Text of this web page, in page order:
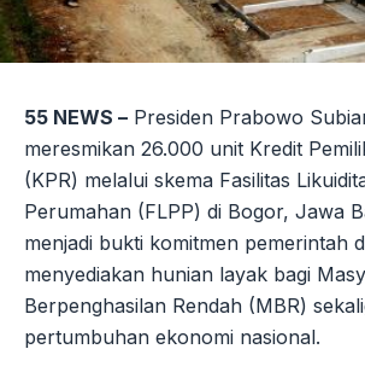
55 NEWS – Presiden Prabowo
meresmikan 26.000 unit Kredit
(KPR) melalui skema Fasilitas
Perumahan (FLPP) di Bogor, Jawa
menjadi bukti komitmen pemerintah
menyediakan hunian layak bagi
Berpenghasilan Rendah (MBR)
pertumbuhan ekonomi nasional.